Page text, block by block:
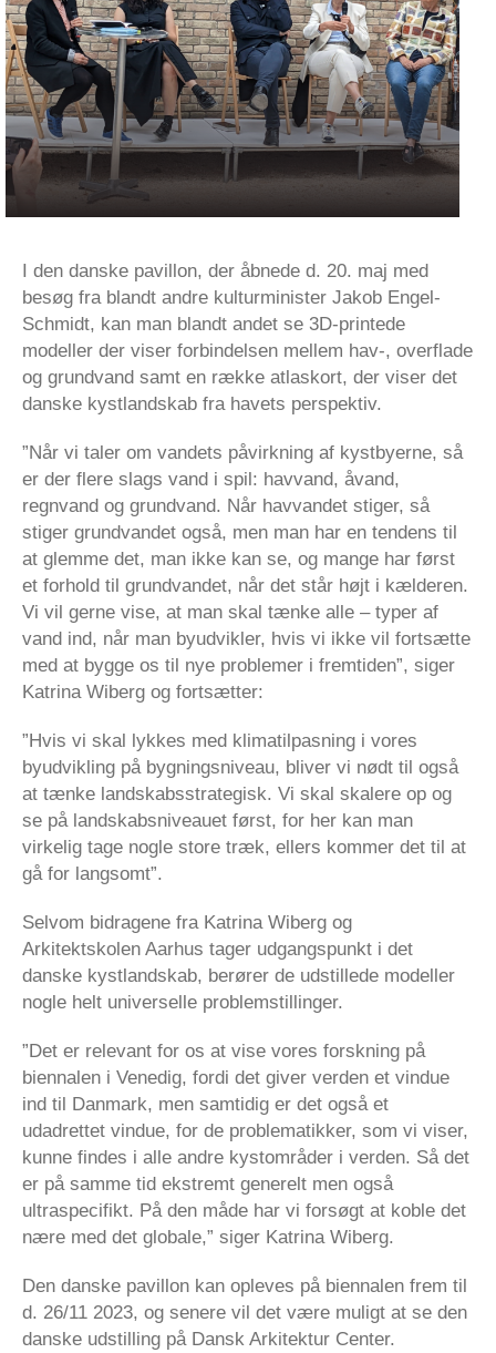
I den danske pavillon, der åbnede d. 20. maj med
besøg fra blandt andre kulturminister Jakob Engel-
Schmidt, kan man blandt andet se 3D-printede
modeller der viser forbindelsen mellem hav-, overflade
og grundvand samt en række atlaskort, der viser det
danske kystlandskab fra havets perspektiv.
”Når vi taler om vandets påvirkning af kystbyerne, så
er der flere slags vand i spil: havvand, åvand,
regnvand og grundvand. Når havvandet stiger, så
stiger grundvandet også, men man har en tendens til
at glemme det, man ikke kan se, og mange har først
et forhold til grundvandet, når det står højt i kælderen.
Vi vil gerne vise, at man skal tænke alle – typer af
vand ind, når man byudvikler, hvis vi ikke vil fortsætte
med at bygge os til nye problemer i fremtiden”, siger
Katrina Wiberg og fortsætter:
”Hvis vi skal lykkes med klimatilpasning i vores
byudvikling på bygningsniveau, bliver vi nødt til også
at tænke landskabsstrategisk. Vi skal skalere op og
se på landskabsniveauet først, for her kan man
virkelig tage nogle store træk, ellers kommer det til at
gå for langsomt”.
Selvom bidragene fra Katrina Wiberg og
Arkitektskolen Aarhus tager udgangspunkt i det
danske kystlandskab, berører de udstillede modeller
nogle helt universelle problemstillinger.
”Det er relevant for os at vise vores forskning på
biennalen i Venedig, fordi det giver verden et vindue
ind til Danmark, men samtidig er det også et
udadrettet vindue, for de problematikker, som vi viser,
kunne findes i alle andre kystområder i verden. Så det
er på samme tid ekstremt generelt men også
ultraspecifikt. På den måde har vi forsøgt at koble det
nære med det globale,” siger Katrina Wiberg.
Den danske pavillon kan opleves på biennalen frem til
d. 26/11 2023, og senere vil det være muligt at se den
danske udstilling på Dansk Arkitektur Center.